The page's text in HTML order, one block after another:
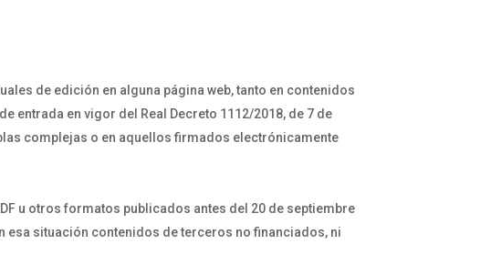
de edición en alguna página web, tanto en contenidos
entrada en vigor del Real Decreto 1112/2018, de 7 de
complejas o en aquellos firmados electrónicamente
u otros formatos publicados antes del 20 de septiembre
esa situación contenidos de terceros no financiados, ni